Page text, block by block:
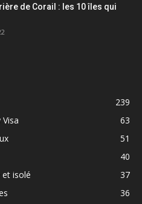
de Corail : les 10 îles qui
239
63
51
40
et isolé
37
36